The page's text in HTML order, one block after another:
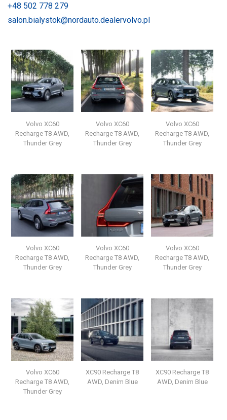
+48 502 778 279
salon.bialystok@nordauto.dealervolvo.pl
Volvo XC60
Recharge T8 AWD,
Thunder Grey
Volvo XC60
Recharge T8 AWD,
Thunder Grey
Volvo XC60
Recharge T8 AWD,
Thunder Grey
Volvo XC60
Recharge T8 AWD,
Thunder Grey
Volvo XC60
Recharge T8 AWD,
Thunder Grey
Volvo XC60
Recharge T8 AWD,
Thunder Grey
Volvo XC60
Recharge T8 AWD,
Thunder Grey
XC90 Recharge T8
AWD, Denim Blue
XC90 Recharge T8
AWD, Denim Blue